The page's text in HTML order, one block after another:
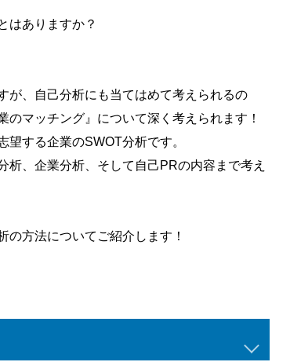
はありますか？
が、自己分析にも当てはめて考えられるの
マッチング』について深く考えられます！
する企業のSWOT分析です。
、企業分析、そして自己PRの内容まで考え
の方法についてご紹介します！